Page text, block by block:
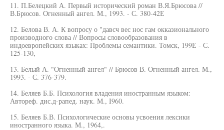
11. П.Белецкий А. Первый исторический роман В.Я.Брюсова //
В.Брюсов. Огненный ангел. М., 1993. - С. 380-42Е
12. Белова В. А. К вопросу о "давсч вес нос гам окказионального
производного слова // Вопросы словообразования в
индоевропейских языках: Проблемы семантики. Томск, 199Е - С.
125-130,
13. Белый А. "Огненный ангел" // Брюсов В. Огненный ангел. М.,
1993. - С. 376-379.
14. Беляев Б.Б. Психология владения иностранным языком:
Автореф. дис.д-рапед. наук. М., I960.
15. Беляев Б.В. Психологические основы усвоения лексики
иностранного языка. М., 1964,.